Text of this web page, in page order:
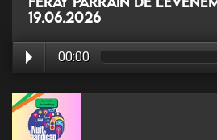
19.06.2026
00:00